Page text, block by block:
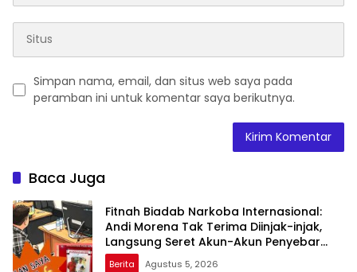
Simpan nama, email, dan situs web saya pada
peramban ini untuk komentar saya berikutnya.
Baca Juga
Fitnah Biadab Narkoba Internasional:
Andi Morena Tak Terima Diinjak-injak,
Langsung Seret Akun-Akun Penyebar
Hoaks ke Polda Kepri!
Berita Agustus 5, 2026